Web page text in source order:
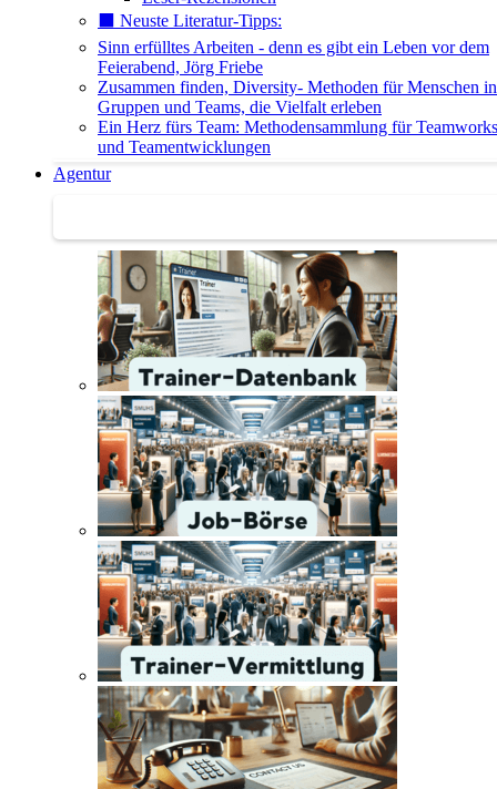
⬛️ Neuste Literatur-Tipps:
Sinn erfülltes Arbeiten - denn es gibt ein Leben vor dem
Feierabend, Jörg Friebe
Zusammen finden, Diversity- Methoden für Menschen in
Gruppen und Teams, die Vielfalt erleben
Ein Herz fürs Team: Methodensammlung für
und Teamentwicklungen
Agentur